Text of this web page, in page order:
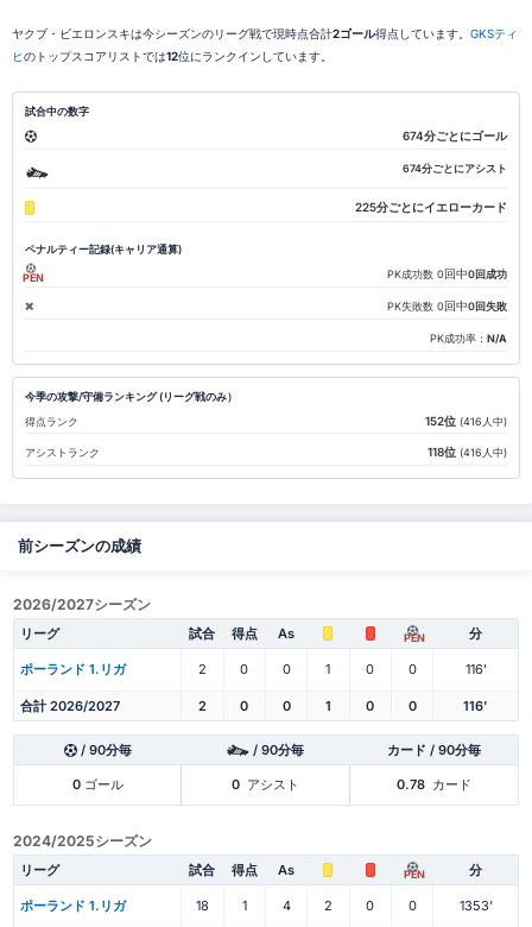
ヤクブ・ビエロンスキは今シーズンのリーグ戦で現時点合計2ゴール得点しています。 GKSティ
ヒのトップスコアリストでは12位にランクインしています。
試合中の数字
674分ごとにゴール
674分ごとにアシスト
225分ごとにイエローカード
ペナルティー記録(キャリア通算)
PEN PK成功数 0 回中0回成功
PK失敗数 0回中0回失敗
PK成功率：N/A
今季の攻撃/守備ランキング (リーグ戦のみ）
得点ランク
152位 (416人中)
アシストランク 118位 (416人中)
前シーズンの成績
2026/2027シーズン
リーグ 試合 得点 As PEN 分
ポーランド 1.リガ 2 0 0 1 0 0 116'
合計 2026/2027 2 0 0 1 0 0 116'
/ 90分毎 / 90分毎 カード / 90分毎
0ゴール 0 アシスト 0.78 カード
2024/2025シーズン
リーグ 試合 得点 As PEN 分
ポーランド 1.リガ 18 1 4 2 0 0 1353'